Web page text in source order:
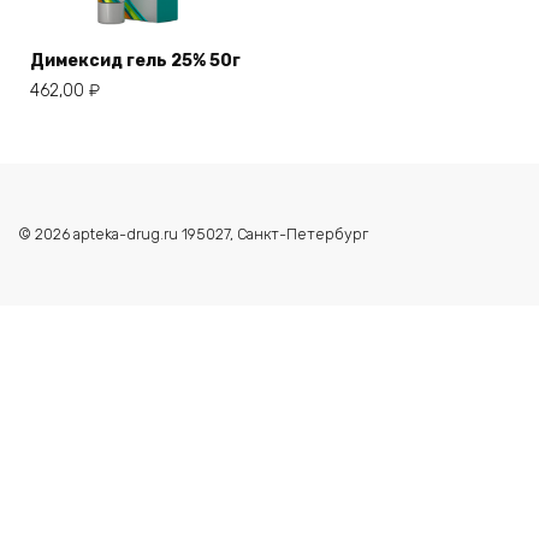
Димексид гель 25% 50г
462,00 ₽
© 2026 apteka-drug.ru 195027, Санкт-Петербург